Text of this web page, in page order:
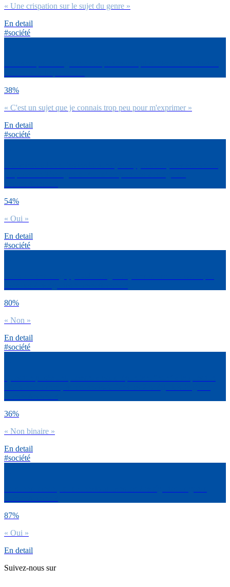
« Une crispation sur le sujet du genre »
En detail
#société
38%
« C'est un sujet que je connais trop peu pour m'exprimer »
En detail
#société
54%
« Oui »
En detail
#société
80%
« Non »
En detail
#société
36%
« Non binaire »
En detail
#société
87%
« Oui »
En detail
Suivez-nous sur